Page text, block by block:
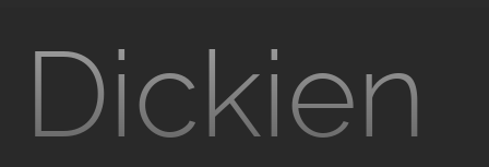
Dossiers dickiens
Films
Dickien